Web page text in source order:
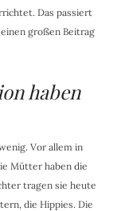
Das passiert
großen Beitrag
haben
Vor allem in
Mütter haben die
tragen sie heute
die Hippies. Die